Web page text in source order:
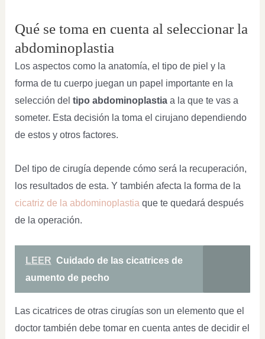
Qué se toma en cuenta al seleccionar la
abdominoplastia
Los aspectos como la anatomía, el tipo de piel y la
forma de tu cuerpo juegan un papel importante en la
selección del tipo abdominoplastia a la que te vas a
someter. Esta decisión la toma el cirujano dependiendo
de estos y otros factores.
Del tipo de cirugía depende cómo será la recuperación,
los resultados de esta. Y también afecta la forma de la
cicatriz de la abdominoplastia que te quedará después
de la operación.
LEER Cuidado de las cicatrices de
aumento de pecho
Las cicatrices de otras cirugías son un elemento que el
doctor también debe tomar en cuenta antes de decidir el